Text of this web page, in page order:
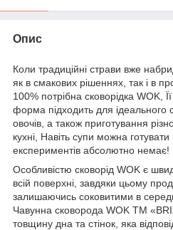
Опис
Коли традиційні страви вже
як в смакових рішеннях, так і в
100% потрібна сковорідка WOK,
форма підходить для ідеального
овочів, а також приготування
кухні, Навіть супи можна
експериментів абсолютно немає!
Особливістю сковорід WOK є
всій поверхні, завдяки цьому
залишаючись соковитими в
Чавунна сковорода WOK ТМ
товщину дна та стінок, яка